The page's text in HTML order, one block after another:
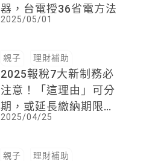
器，台電授36省電方法
2025/05/01
親子 理財補助
2025報稅7大新制務必
注意！「這理由」可分
期，或延長繳納期限最
長1年
2025/04/25
親子 理財補助